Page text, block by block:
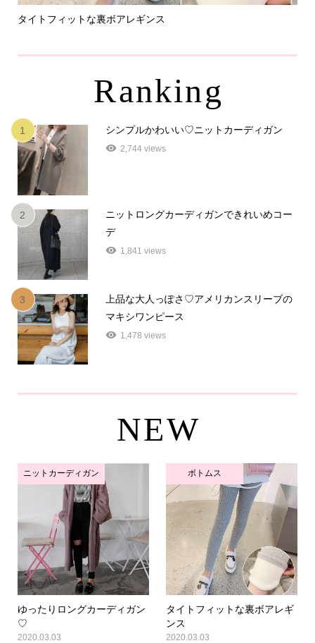
タイトフィットな裏ボアレギンス
Ranking
1 シンプルかわいい♡ニットカーディガン
2,744 views
2
ニットロングカーディガンできれいめコー
デ
1,841 views
3
上品な大人っぽさ♡アメリカンスリーブの
マキシワンピース
1,478 views
NEW
ニットカーディガン
ゆったりロングカーディガン
♡
2020.03.03
ボトムス
タイトフィットな裏ボアレギ
ンス
2020.03.03